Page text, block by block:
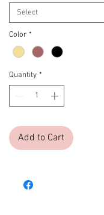
Select
Color *
Quantity *
Add to Cart